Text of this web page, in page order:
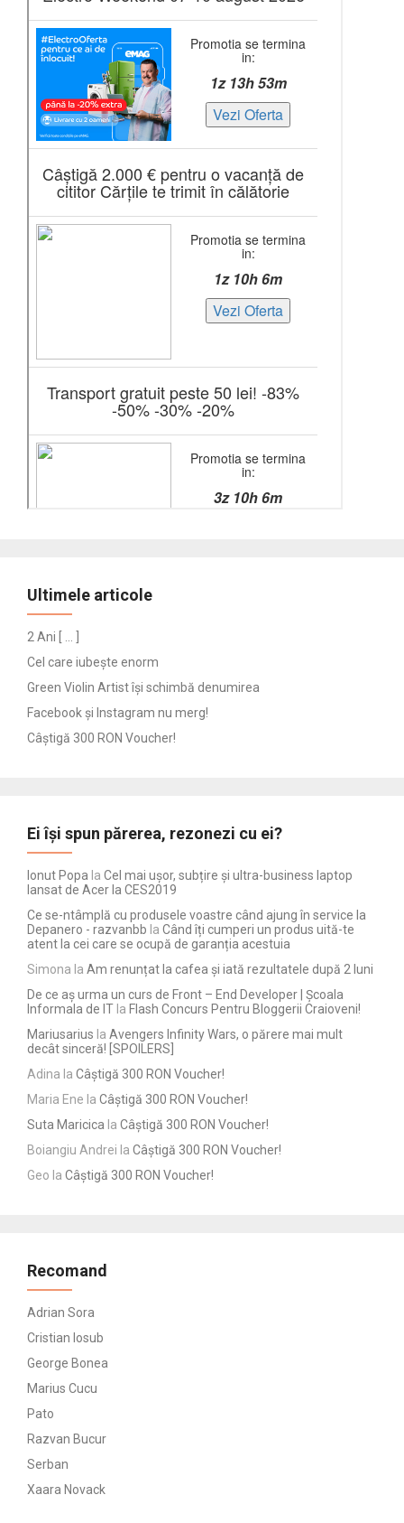
Ultimele articole
2 Ani [ … ]
Cel care iubește enorm
Green Violin Artist își schimbă denumirea
Facebook și Instagram nu merg!
Câștigă 300 RON Voucher!
Ei își spun părerea, rezonezi cu ei?
Ionut Popa la Cel mai ușor, subțire și ultra-business laptop
lansat de Acer la CES2019
Ce se-ntâmplă cu produsele voastre când ajung în service la
Depanero - razvanbb la Când îți cumperi un produs uită-te
atent la cei care se ocupă de garanția acestuia
Simona la Am renunțat la cafea și iată rezultatele după 2 luni
De ce aș urma un curs de Front – End Developer | Școala
Informala de IT la Flash Concurs Pentru Bloggerii Craioveni!
Mariusarius la Avengers Infinity Wars, o părere mai mult
decât sinceră! [SPOILERS]
Adina la Câștigă 300 RON Voucher!
Maria Ene la Câștigă 300 RON Voucher!
Suta Maricica la Câștigă 300 RON Voucher!
Boiangiu Andrei la Câștigă 300 RON Voucher!
Geo la Câștigă 300 RON Voucher!
Recomand
Adrian Sora
Cristian Iosub
George Bonea
Marius Cucu
Pato
Razvan Bucur
Serban
Xaara Novack